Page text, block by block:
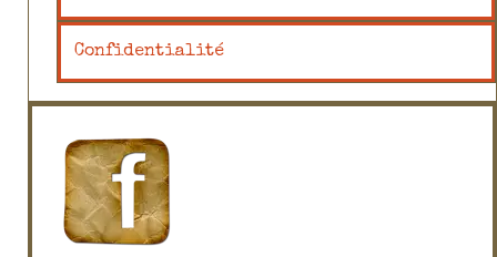
Confidentialité